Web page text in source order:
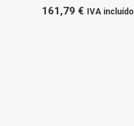
161,79 € IVA incluído